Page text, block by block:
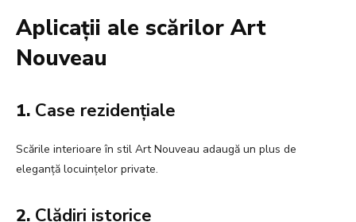
Aplicații ale scărilor Art
Nouveau
1. Case rezidențiale
Scările interioare în stil Art Nouveau adaugă un plus de
eleganță locuințelor private.
2. Clădiri istorice